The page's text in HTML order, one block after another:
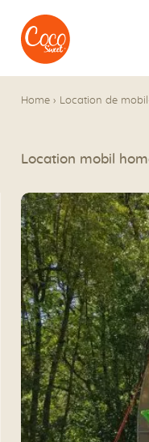
Aller au menu
Aller au contenu
Home › Location de
Location mobil